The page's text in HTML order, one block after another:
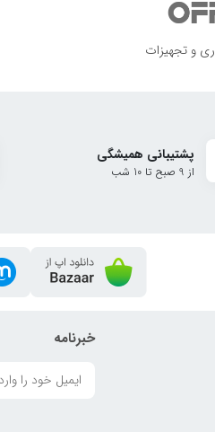
و تجهیزات
پشتیبانی همیشگی
از 9 صبح تا 10 شب
خبرنامه